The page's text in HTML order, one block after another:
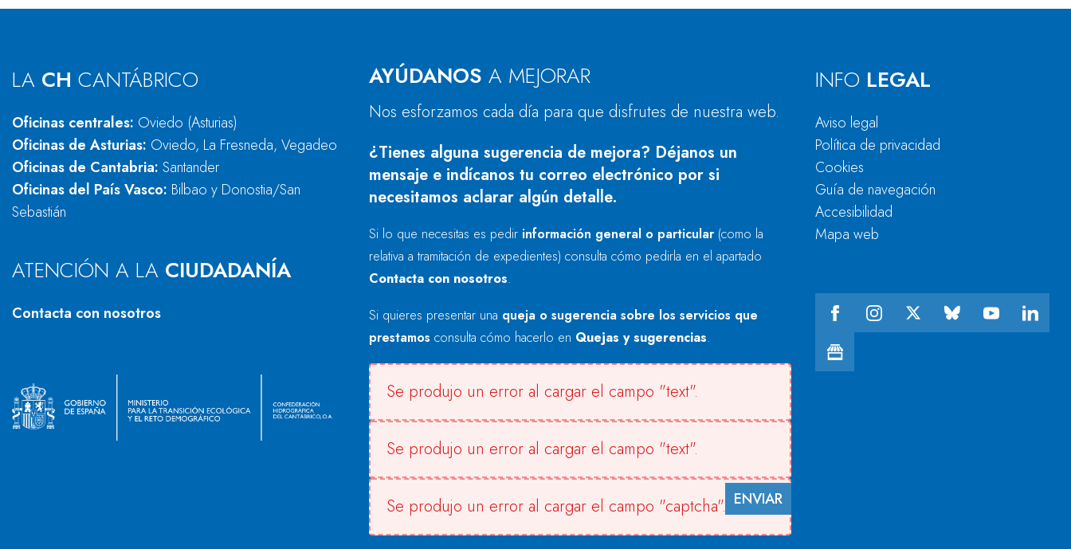
LA CH CANTÁBRICO
Oficinas centrales: Oviedo (Asturias)
Oficinas de Asturias: Oviedo, La Fresneda, Vegadeo
Oficinas de Cantabria: Santander
Oficinas del País Vasco: Bilbao y Donostia/San
Sebastián
ATENCIÓN A LA CIUDADANÍA
Contacta con nosotros
AYÚDANOS A MEJORAR
Nos esforzamos cada día para que disfrutes de nuestra web.
¿Tienes alguna sugerencia de mejora? Déjanos un
mensaje e indícanos tu correo electrónico por si
necesitamos aclarar algún detalle.
Si lo que necesitas es pedir información general o particular (como la
relativa a tramitación de expedientes) consulta cómo pedirla en el apartado
Contacta con nosotros.
Si quieres presentar una queja o sugerencia sobre los servicios que
prestamos consulta cómo hacerlo en Quejas y sugerencias.
Se produjo un error al cargar el campo "text".
Se produjo un error al cargar el campo "text".
Se produjo un error al cargar el campo "captcha". ENVIAR
INFO LEGAL
Aviso legal
Política de privacidad
Cookies
Guía de navegación
Accesibilidad
Mapa web